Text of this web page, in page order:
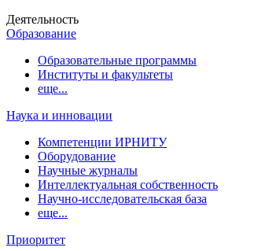
Деятельность
Образование
Образовательные программы
Институты и факультеты
еще...
Наука и инновации
Компетенции ИРНИТУ
Оборудование
Научные журналы
Интеллектуальная собственность
Научно-исследовательская база
еще...
Приоритет